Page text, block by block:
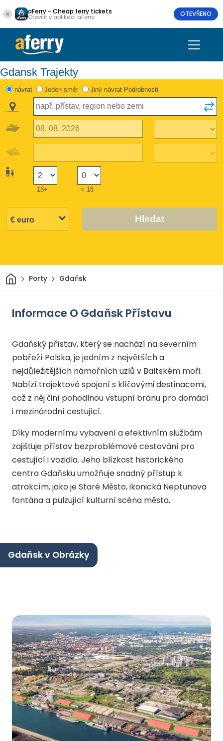
aFerry - Cheap ferry tickets
Otevřít v aplikaci aFerry OTEVŘENO
Gdansk Trajekty
návrat Jeden směr Jiný návrat Podrobnosti
18+ < 18
Hledat
Domov
Porty Gdaňsk
Informace O Gdaňsk Přístavu
Gdaňský přístav, který se nachází na severním
pobřeží Polska, je jedním z největších a
nejdůležitějších námořních uzlů v Baltském moři.
Nabízí trajektové spojení s klíčovými destinacemi,
což z něj činí pohodlnou vstupní bránu pro domácí
i mezinárodní cestující.
Díky modernímu vybavení a efektivním službám
zajišťuje přístav bezproblémové cestování pro
cestující i vozidla. Jeho blízkost historického
centra Gdaňsku umožňuje snadný přístup k
atrakcím, jako je Staré Město, ikonická Neptunova
fontána a pulzující kulturní scéna města.
Gdaňsk v Obrázky